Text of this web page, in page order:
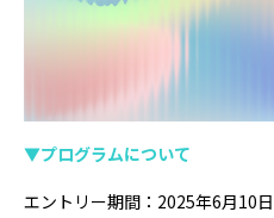
▼プログラムについて
エントリー期間：2025年6月10